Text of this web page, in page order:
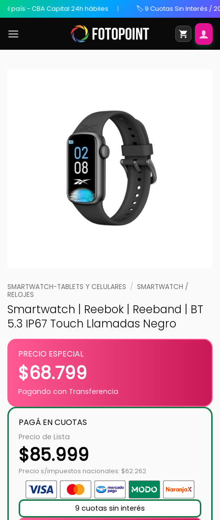
- CBA Capital 24h hábiles 🏷️ 9 Cuotas Sin Interés / 20%
SMARTWATCH-TABLETS Y CELULARES / SMARTWATCH /
RELOJES
Smartwatch | Reebok | Reeband | BT
5.3 IP67 Touch Llamadas Negro
PRECIO ESPECIAL
$68.799
Pagando con Transferencia
PAGÁ EN CUOTAS
Precio de Lista
$85.999
Precio s/impuestos nacionales: $62.262
9 cuotas sin interés